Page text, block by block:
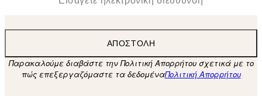
ΑΠΟΣΤΟΛΉ
Παρακαλούμε διαβάστε την Πολιτική Απορρήτου σχετικά με το
πώς επεξεργαζόμαστε τα δεδομέναΠολιτική Απορρήτου